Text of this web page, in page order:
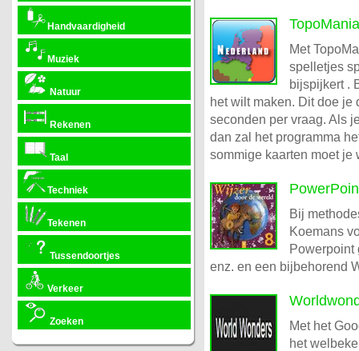
Handvaardigheid
Muziek
Natuur
Rekenen
Taal
Techniek
Tekenen
Tussendoortjes
Verkeer
Zoeken
TopoMania
Met
spelletjes
bijspijkert .
het wilt maken. Dit doe
seconden per vraag. Als
dan zal het programma
sommige kaarten moet je
Bij
Koemans
Powerpoint
enz. en een bijbehorend
Met het
het